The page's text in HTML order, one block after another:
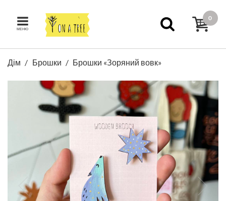
МЕНЮ
0
Дім Брошки Брошки «Зоряний вовк»